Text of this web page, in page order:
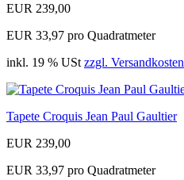
EUR 239,00
EUR 33,97 pro Quadratmeter
inkl. 19 % USt zzgl. Versandkosten
Tapete Croquis Jean Paul Gaultier
EUR 239,00
EUR 33,97 pro Quadratmeter